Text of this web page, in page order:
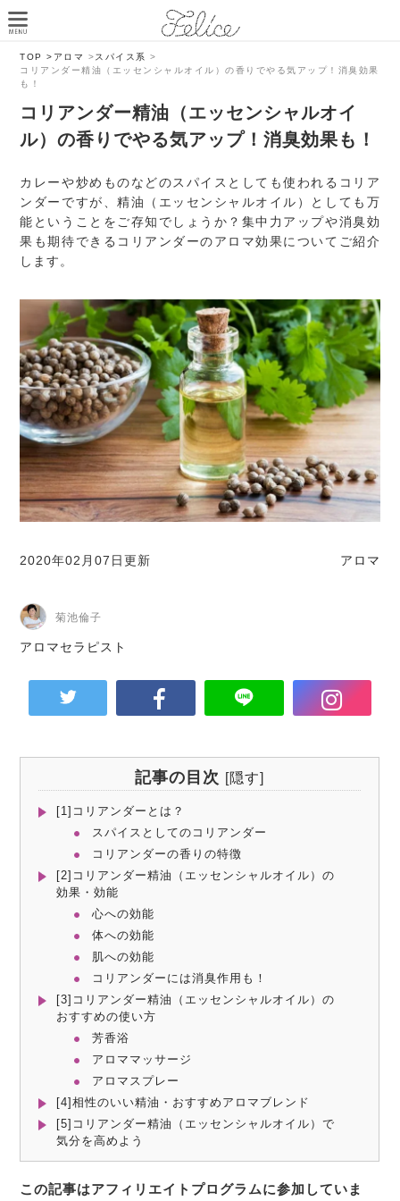
TOP > アロマ >スパイス系 >
コリアンダー精油（エッセンシャルオイル）の香りでやる気アップ！消臭効果
も！
コリアンダー精油（エッセンシャルオイ
ル）の香りでやる気アップ！消臭効果も！
カレーや炒めものなどのスパイスとしても使われるコリア
ンダーですが、精油（エッセンシャルオイル）としても万
能ということをご存知でしょうか？集中力アップや消臭効
果も期待できるコリアンダーのアロマ効果についてご紹介
します。
2020年02月07日更新 アロマ
菊池倫子
アロマセラピスト
記事の目次 [隠す]
[1]コリアンダーとは？
スパイスとしてのコリアンダー
コリアンダーの香りの特徴
[2]コリアンダー精油（エッセンシャルオイル）の
効果・効能
心への効能
体への効能
肌への効能
コリアンダーには消臭作用も！
[3]コリアンダー精油（エッセンシャルオイル）の
おすすめの使い方
芳香浴
アロママッサージ
アロマスプレー
[4]相性のいい精油・おすすめアロマブレンド
[5]コリアンダー精油（エッセンシャルオイル）で
気分を高めよう
この記事はアフィリエイトプログラムに参加していま